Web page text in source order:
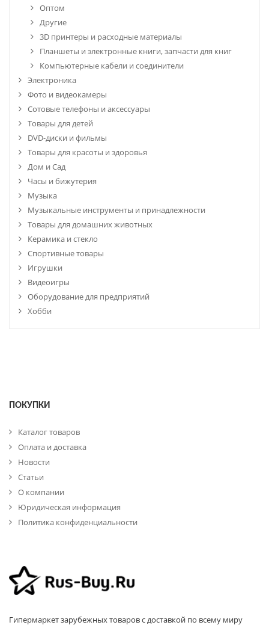
Оптом
Другие
3D принтеры и расходные материалы
Планшеты и электронные книги, запчасти для книг
Компьютерные кабели и соединители
Электроника
Фото и видеокамеры
Сотовые телефоны и аксессуары
Товары для детей
DVD-диски и фильмы
Товары для красоты и здоровья
Дом и Сад
Часы и бижутерия
Музыка
Музыкальные инструменты и принадлежности
Товары для домашних животных
Керамика и стекло
Спортивные товары
Игрушки
Видеоигры
Оборудование для предприятий
Хобби
ПОКУПКИ
Каталог товаров
Оплата и доставка
Новости
Статьи
О компании
Юридическая информация
Политика конфиденциальности
Гипермаркет зарубежных товаров с доставкой по всему миру